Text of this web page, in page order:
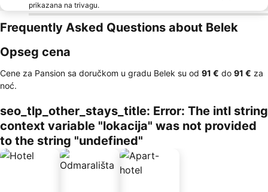
prikazana na trivagu.
Frequently Asked Questions about Belek
Opseg cena
Cene za Pansion sa doručkom u gradu Belek su od ‎91 € do ‎91 € za
noć.
seo_tlp_other_stays_title: Error: The intl string
context variable "lokacija" was not provided
to the string "undefined"